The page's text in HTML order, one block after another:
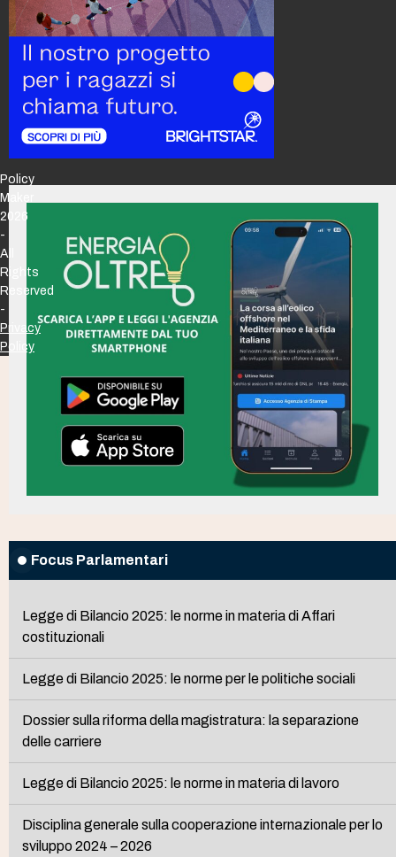
Focus Parlamentari
Legge di Bilancio 2025: le norme in materia di Affari
costituzionali
Legge di Bilancio 2025: le norme per le politiche sociali
Dossier sulla riforma della magistratura: la separazione
delle carriere
Legge di Bilancio 2025: le norme in materia di lavoro
Disciplina generale sulla cooperazione internazionale per lo
sviluppo 2024 – 2026
Policy
Maker
2026
-
All
Rights
Reserved
-
Privacy
Policy